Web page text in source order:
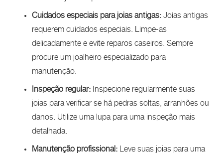
Cuidados especiais para joias antigas: Joias antigas
requerem cuidados especiais. Limpe-as
delicadamente e evite reparos caseiros. Sempre
procure um joalheiro especializado para
manutenção.
Inspeção regular: Inspecione regularmente suas
joias para verificar se há pedras soltas, arranhões ou
danos. Utilize uma lupa para uma inspeção mais
detalhada.
Manutenção profissional: Leve suas joias para uma